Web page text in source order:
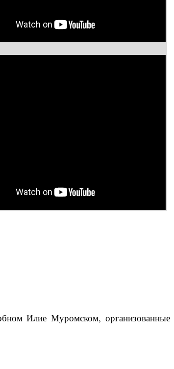
Илие Муромском, организованные